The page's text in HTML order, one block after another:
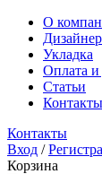
О
Укладка
Оплата и
Статьи
Контакты
Контакты
Вход /
Корзина